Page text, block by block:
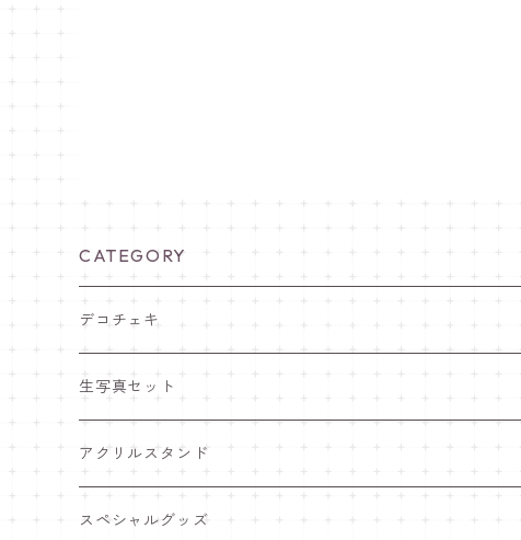
CATEGORY
デコチェキ
25夏 衣装
25.5 セーラー服
25.4 きゅ～くま
生写真セット
25夏 衣装
25.5 セーラー服
アクリルスタンド
25.5 セーラー服
スペシャルグッズ